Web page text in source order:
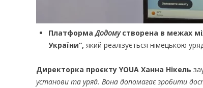
ПлатформаДодомустворена в межах
України”, який реалізується німецькою
Директорка проєкту YOUA Ханна Нікель
установи та уряд. Вона допомагає зробити